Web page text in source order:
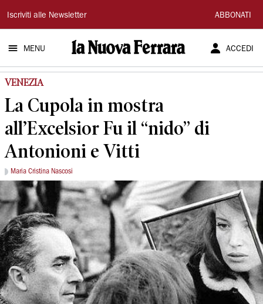
La
Nuova
Ferrara
Iscriviti alle Newsletter ABBONATI
MENU ACCEDI
VENEZIA
La Cupola in mostra
all’Excelsior Fu il “nido” di
Antonioni e Vitti
Maria Cristina Nascosi